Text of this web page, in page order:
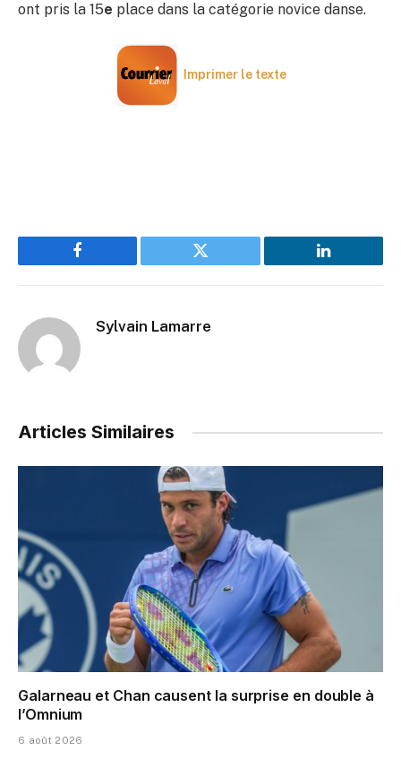
ont pris la 15e place dans la catégorie novice danse.
Imprimer le texte
Facebook Twitter LinkedIn
Sylvain Lamarre
Articles Similaires
Galarneau et Chan causent la surprise en double à
l’Omnium
6 août 2026